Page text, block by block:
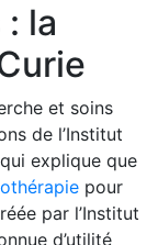
la
et soins
de l’Institut
explique que
pour
par l’Institut
d’utilité